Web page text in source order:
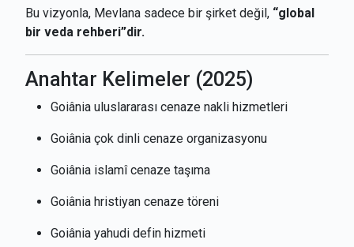
Bu vizyonla, Mevlana sadece bir şirket değil, “global
bir veda rehberi”dir.
Anahtar Kelimeler (2025)
Goiânia uluslararası cenaze nakli hizmetleri
Goiânia çok dinli cenaze organizasyonu
Goiânia islamî cenaze taşıma
Goiânia hristiyan cenaze töreni
Goiânia yahudi defin hizmeti